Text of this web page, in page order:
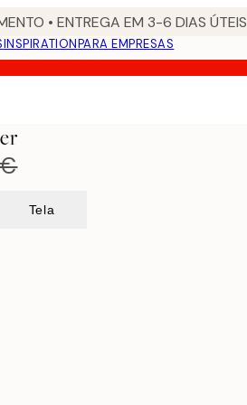
• ENTREGA EM 3-6 DIAS ÚTEIS
INSPIRATIONPARA EMPRESAS
Tela